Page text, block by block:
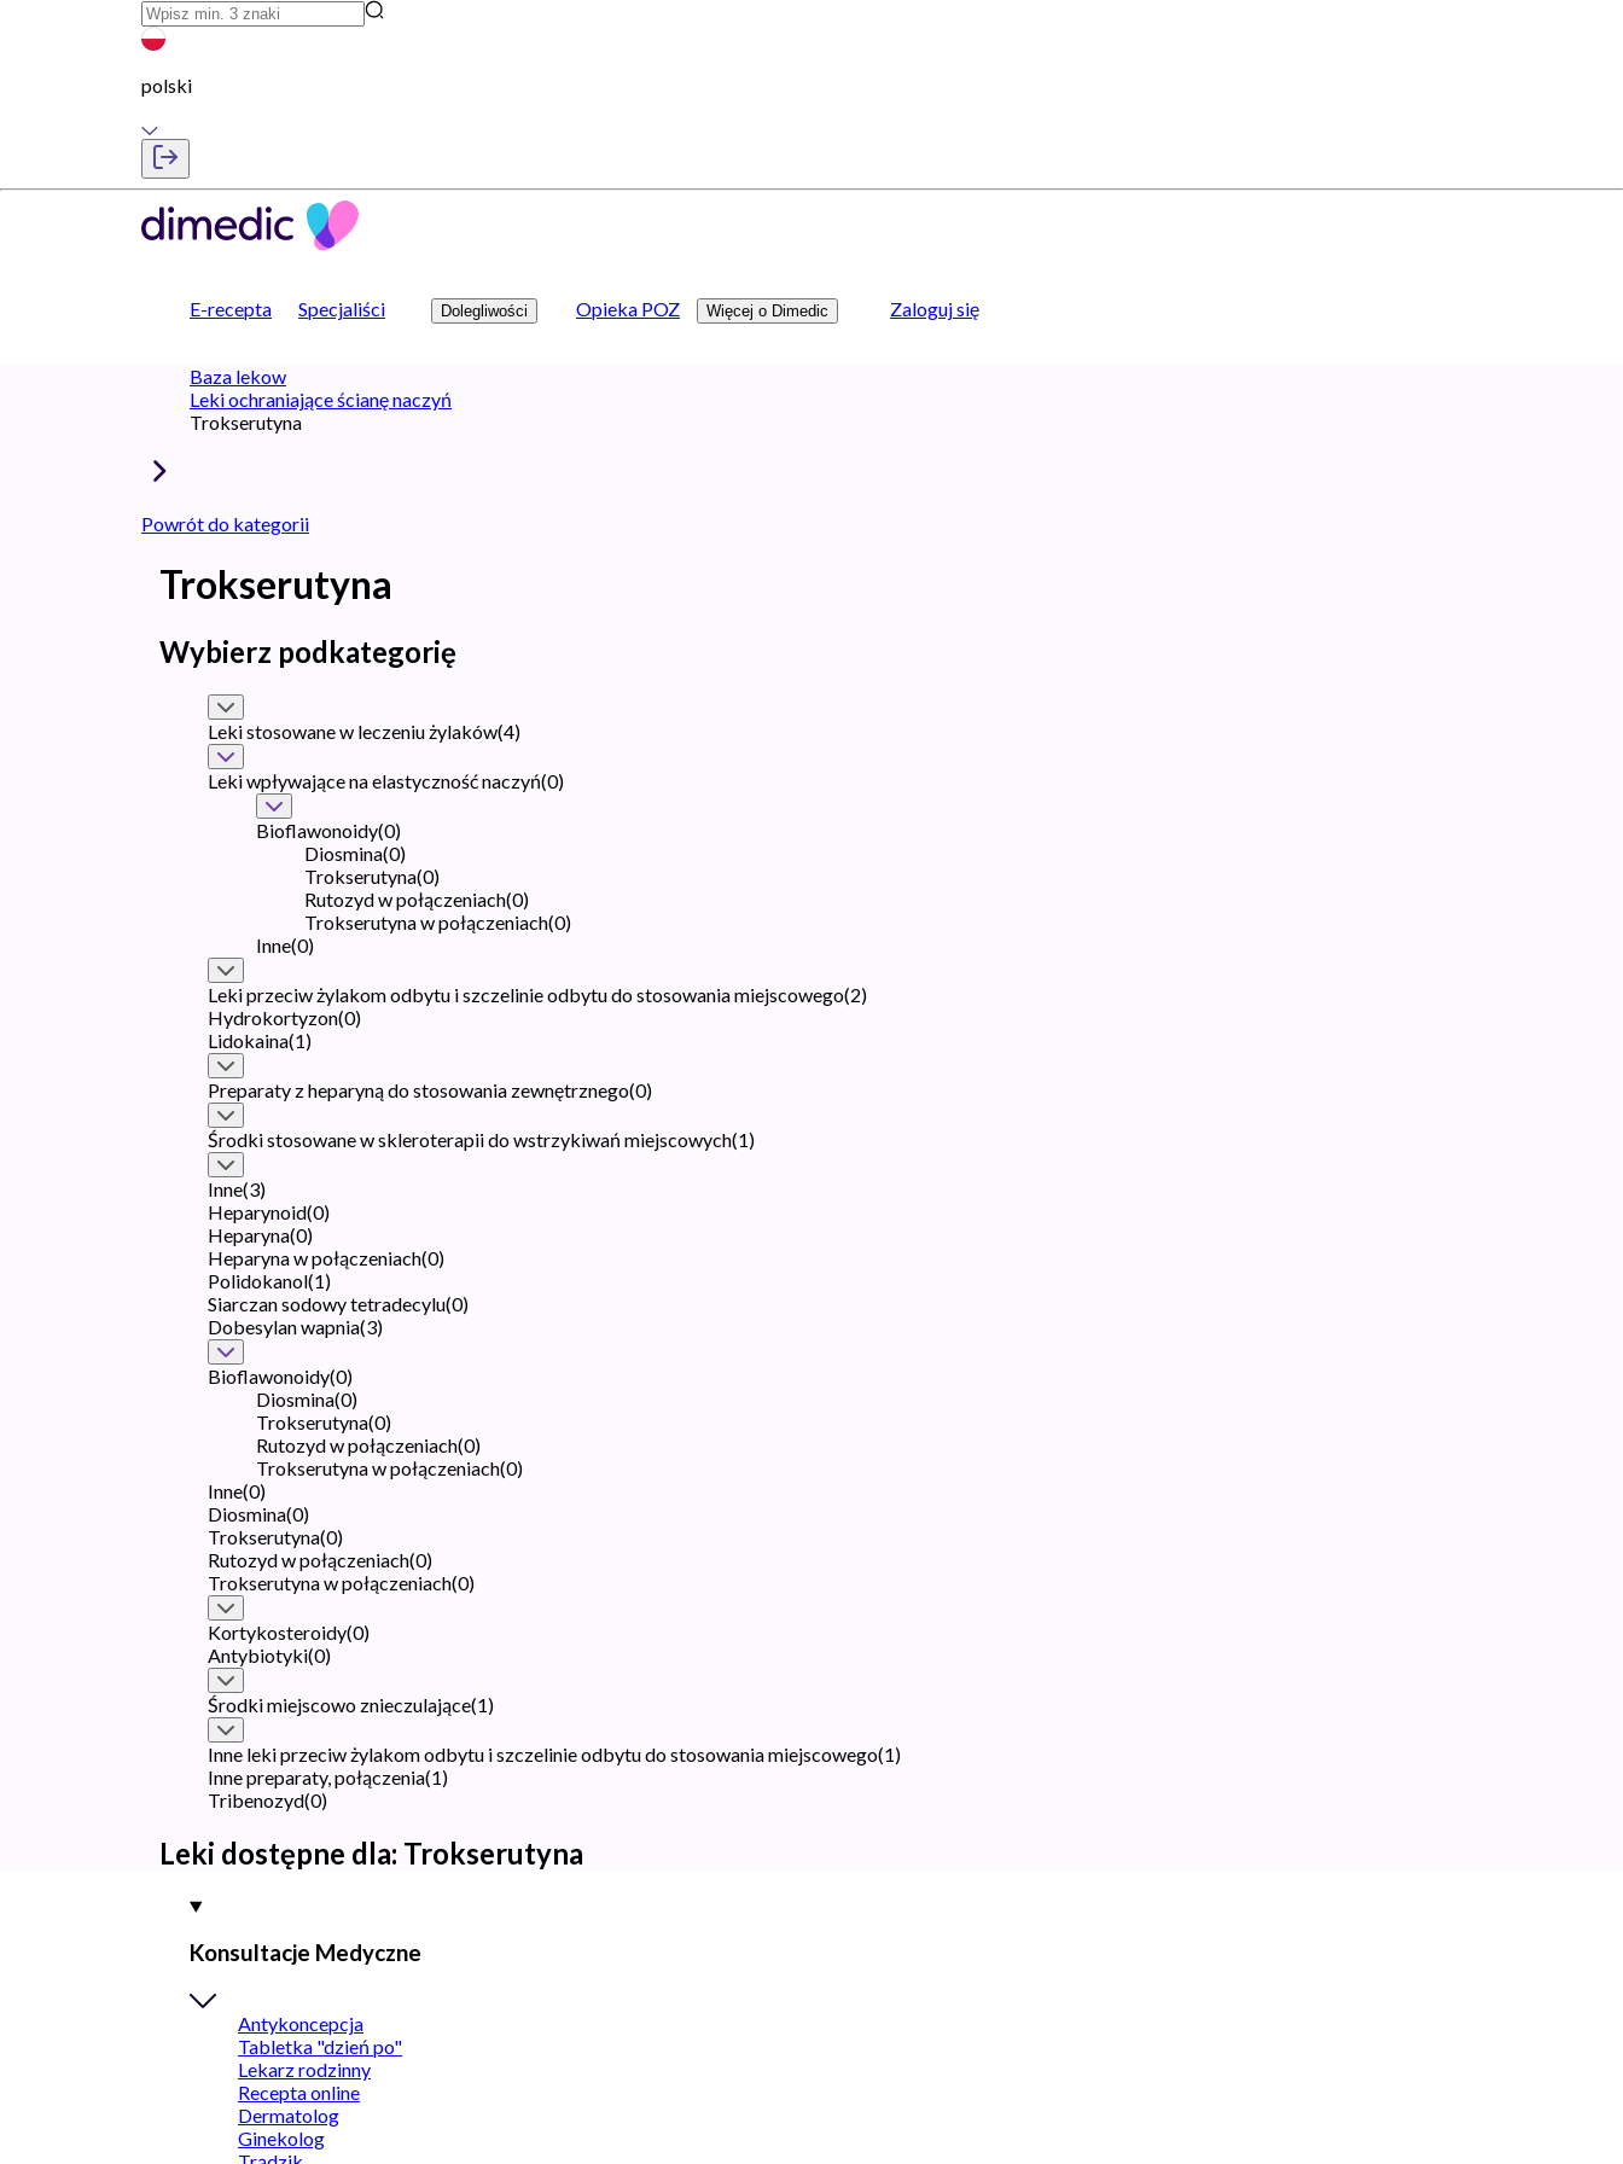
polski
E-recepta Specjaliści Dolegliwości Opieka POZ Więcej o Dimedic Zaloguj się
Baza lekow
Leki ochraniające ścianę naczyń
Trokserutyna
Powrót do kategorii
Trokserutyna
Wybierz podkategorię
Leki stosowane w leczeniu żylaków(4)
Leki wpływające na elastyczność naczyń(0)
Bioflawonoidy(0)
Diosmina(0)
Trokserutyna(0)
Rutozyd w połączeniach(0)
Trokserutyna w połączeniach(0)
Inne(0)
Leki przeciw żylakom odbytu i szczelinie odbytu do stosowania miejscowego(2)
Hydrokortyzon(0)
Lidokaina(1)
Preparaty z heparyną do stosowania zewnętrznego(0)
Środki stosowane w skleroterapii do wstrzykiwań miejscowych(1)
Inne(3)
Heparynoid(0)
Heparyna(0)
Heparyna w połączeniach(0)
Polidokanol(1)
Siarczan sodowy tetradecylu(0)
Dobesylan wapnia(3)
Bioflawonoidy(0)
Diosmina(0)
Trokserutyna(0)
Rutozyd w połączeniach(0)
Trokserutyna w połączeniach(0)
Inne(0)
Diosmina(0)
Trokserutyna(0)
Rutozyd w połączeniach(0)
Trokserutyna w połączeniach(0)
Kortykosteroidy(0)
Antybiotyki(0)
Środki miejscowo znieczulające(1)
Inne leki przeciw żylakom odbytu i szczelinie odbytu do stosowania miejscowego(1)
Inne preparaty, połączenia(1)
Tribenozyd(0)
Leki dostępne dla: Trokserutyna
Konsultacje Medyczne
Antykoncepcja
Tabletka "dzień po"
Lekarz rodzinny
Recepta online
Dermatolog
Ginekolog